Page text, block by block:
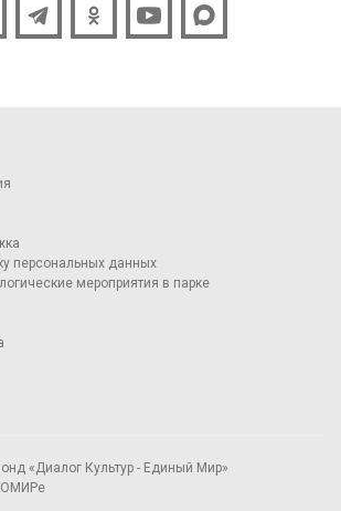
персональных данных
мероприятия в парке
«Диалог Культур - Единый Мир»